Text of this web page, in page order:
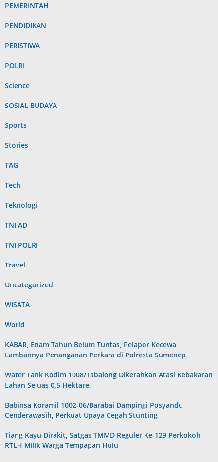
PEMERINTAH
PENDIDIKAN
PERISTIWA
POLRI
Science
SOSIAL BUDAYA
Sports
Stories
TAG
Tech
Teknologi
TNI AD
TNI POLRI
Travel
Uncategorized
WISATA
World
KABAR, Enam Tahun Belum Tuntas, Pelapor Kecewa
Lambannya Penanganan Perkara di Polresta Sumenep
Water Tank Kodim 1008/Tabalong Dikerahkan Atasi Kebakaran
Lahan Seluas 0,5 Hektare
Babinsa Koramil 1002-06/Barabai Dampingi Posyandu
Cenderawasih, Perkuat Upaya Cegah Stunting
Tiang Kayu Dirakit, Satgas TMMD Reguler Ke-129 Perkokoh
RTLH Milik Warga Tempapan Hulu